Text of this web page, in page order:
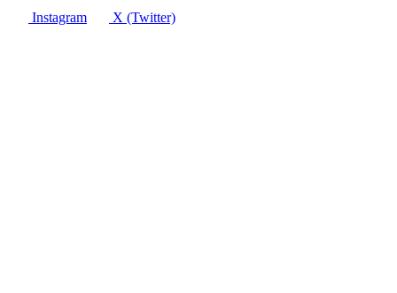
Instagram X (Twitter)